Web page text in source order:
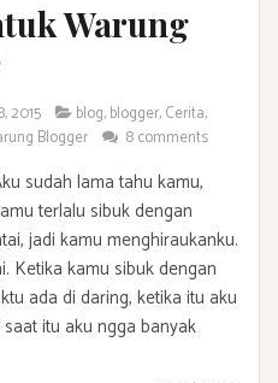
Warung
2015 blog,blogger,Cerita,
Blogger 8 comments
sudah lama tahu kamu,
terlalu sibuk dengan
jadi kamu menghiraukanku.
Ketika kamu sibuk dengan
ada di daring, ketika itu aku
itu aku ngga banyak